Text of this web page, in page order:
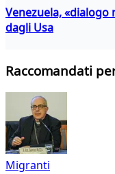
Venezuela,
dagli Usa
Raccomandati
Migranti